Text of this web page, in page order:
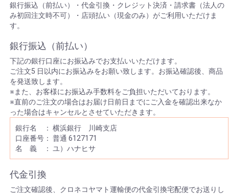
銀行振込（前払い）・代金引換・クレジット決済・請求書（法人の
み初回注文時不可）・店頭払い（現金のみ）がご利用いただけま
す。
銀行振込（前払い）
下記の銀行口座にお振込みでお支払いいただけます。
ご注文5 日以内にお振込みをお願い致します。お振込確認後、商品
を発送致します。
※また、お客様にお振込み手数料をご負担いただいております。
※直前のご注文の場合はお届け日前日までにご入金を確認出来なか
った場合はキャンセルとさせていただきます。
銀行名 ： 横浜銀行 川崎支店
口座番号： 普通 6127171
名 義 ： ユ）ハナヒサ
代金引換
ご注文確認後、クロネコヤマト運輸便の代金引換宅配便でお送りし